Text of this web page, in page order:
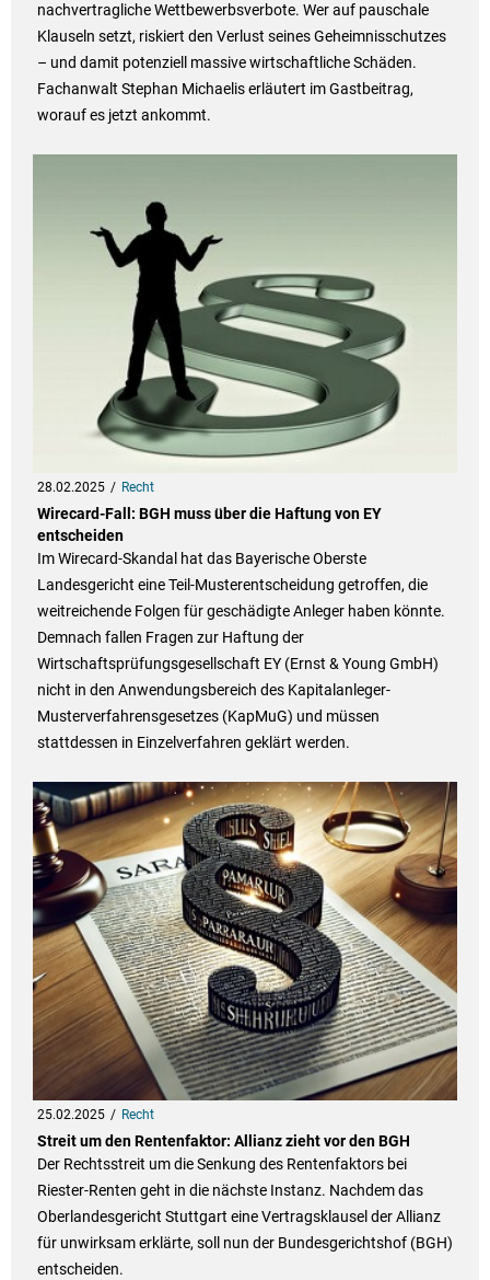
nachvertragliche Wettbewerbsverbote. Wer auf pauschale
Klauseln setzt, riskiert den Verlust seines Geheimnisschutzes
– und damit potenziell massive wirtschaftliche Schäden.
Fachanwalt Stephan Michaelis erläutert im Gastbeitrag,
worauf es jetzt ankommt.
28.02.2025 Recht
Wirecard-Fall: BGH muss über die Haftung von EY
entscheiden
Im Wirecard-Skandal hat das Bayerische Oberste
Landesgericht eine Teil-Musterentscheidung getroffen, die
weitreichende Folgen für geschädigte Anleger haben könnte.
Demnach fallen Fragen zur Haftung der
Wirtschaftsprüfungsgesellschaft EY (Ernst & Young GmbH)
nicht in den Anwendungsbereich des Kapitalanleger-
Musterverfahrensgesetzes (KapMuG) und müssen
stattdessen in Einzelverfahren geklärt werden.
25.02.2025 Recht
Streit um den Rentenfaktor: Allianz zieht vor den BGH
Der Rechtsstreit um die Senkung des Rentenfaktors bei
Riester-Renten geht in die nächste Instanz. Nachdem das
Oberlandesgericht Stuttgart eine Vertragsklausel der Allianz
für unwirksam erklärte, soll nun der Bundesgerichtshof (BGH)
entscheiden.